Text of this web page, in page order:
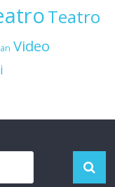
Teatro
Video